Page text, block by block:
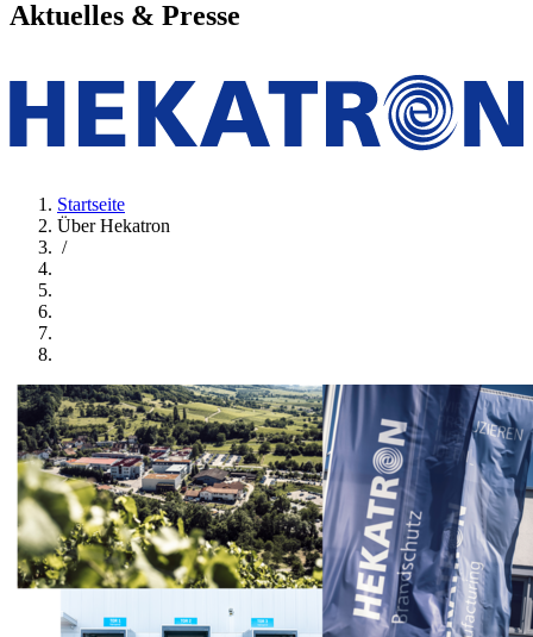
Aktuelles & Presse
Startseite
Über Hekatron
/